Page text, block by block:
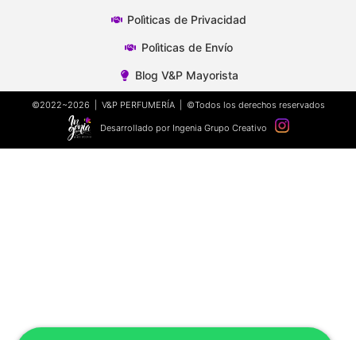
Polìticas de Privacidad
Polìticas de Envío
Blog V&P Mayorista
©2022~2026 | V&P PERFUMERÍA | ©Todos los derechos reservados
Desarrollado por Ingenia Grupo Creativo